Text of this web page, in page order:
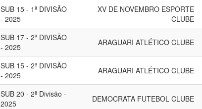
SUB 15 - 1ª DIVISÃO
- 2025
XV DE NOVEMBRO ESPORTE
CLUBE
SUB 17 - 2ª DIVISÃO
- 2025
ARAGUARI ATLÉTICO CLUBE
SUB 15 - 2ª DIVISÃO
- 2025
ARAGUARI ATLÉTICO CLUBE
SUB 20 - 2ª Divisão -
2025
DEMOCRATA FUTEBOL CLUBE